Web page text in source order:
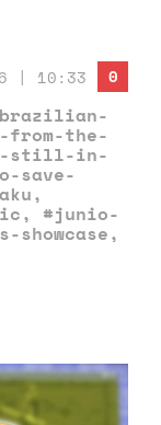
| 10:33
from-the-
still-in-
save-
,
, #junio-
showcase,
0